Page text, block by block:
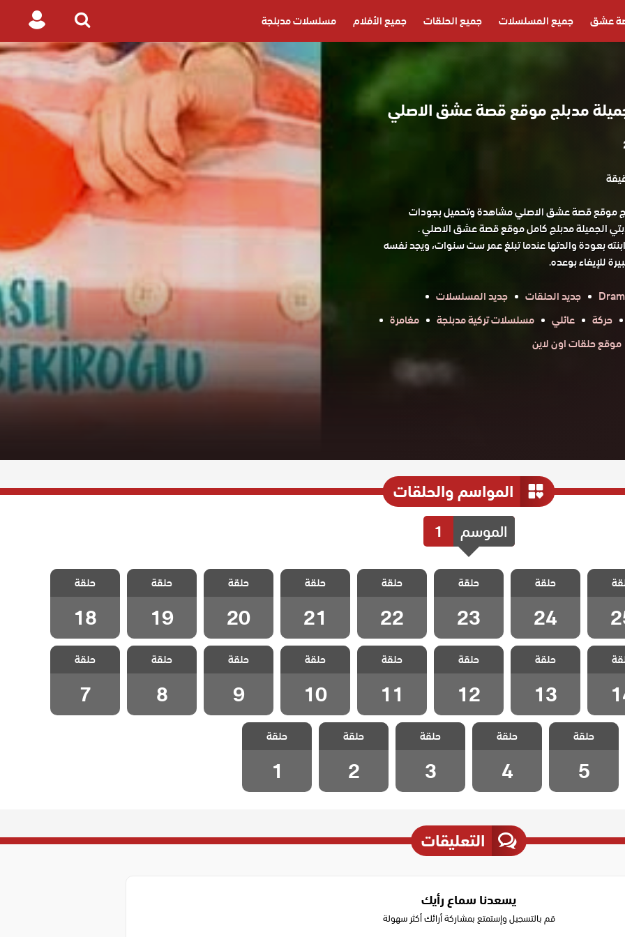
عشق جميع المسلسلات جميع الحلقات جميع الأفلام مسلسلات مدبلجة
Search
for
Login
مدبلج موقع قصة عشق الاصلي
موقع قصة عشق الاصلي مشاهدة وتحميل بجودات
الجميلة مدبلج كامل موقع قصة عشق الاصلي .
ابنته بعودة والدتها عندما تبلغ عمر ست سنوات، ويجد نفسه
للإيفاء بوعده.
جديد الحلقات
جديد المسلسلات
حركة عائلي مسلسلات تركية مدبلجة
مغامرة
موقع حلقات اون لاين
المواسم والحلقات
الموسم 1
كذبتي
مدبلج
25
مسلسل كذبتي
الجميلة مدبلج
الحلقة 24
حلقة
24
مسلسل كذبتي
الجميلة مدبلج
الحلقة 23
حلقة
23
مسلسل كذبتي
الجميلة مدبلج
الحلقة 22
حلقة
22
مسلسل كذبتي
الجميلة مدبلج
الحلقة 21
حلقة
21
مسلسل كذبتي
الجميلة مدبلج
الحلقة 20
حلقة
20
مسلسل كذبتي
الجميلة مدبلج
الحلقة 19
حلقة
19
مسلسل كذبتي
الجميلة مدبلج
الحلقة 18
حلقة
18
كذبتي
مدبلج
14
مسلسل كذبتي
الجميلة مدبلج
الحلقة 13
حلقة
13
مسلسل كذبتي
الجميلة مدبلج
الحلقة 12
حلقة
12
مسلسل كذبتي
الجميلة مدبلج
الحلقة 11
حلقة
11
مسلسل كذبتي
الجميلة مدبلج
الحلقة 10
حلقة
10
مسلسل كذبتي
الجميلة مدبلج
الحلقة 9
حلقة
9
مسلسل كذبتي
الجميلة مدبلج
الحلقة 8
حلقة
8
مسلسل كذبتي
الجميلة مدبلج
الحلقة 7
حلقة
7
مسلسل كذبتي
الجميلة مدبلج
الحلقة 5
حلقة
5
مسلسل كذبتي
الجميلة مدبلج
الحلقة 4
حلقة
4
مسلسل كذبتي
الجميلة مدبلج
الحلقة 3
حلقة
3
مسلسل كذبتي
الجميلة مدبلج
الحلقة 2
حلقة
2
مسلسل كذبتي
الجميلة مدبلج
الحلقة 1
حلقة
1
التعليقات
يسعدنا سماع رأيك
قم بالتسجيل وإستمتع بمشاركة أرائك أكثر سهولة